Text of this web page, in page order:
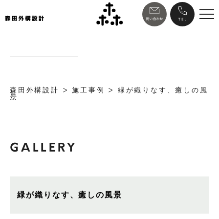
森田外構設計 >施工事例 > 緑が織りなす、癒しの風
景
GALLERY
緑が織りなす、癒しの風景